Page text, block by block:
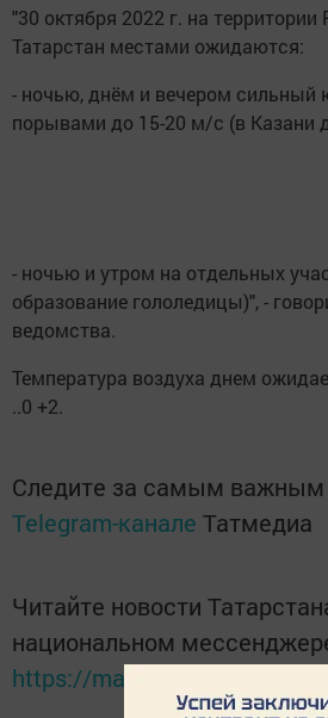
"30 октября 2022 г. на территории
Татарстан местами ожидаются:
- ночью, днём и вечером сильный
порывами до 15-20 м/с (в Казани
- ночью и утром на отдельных
образование гололедицы)", -
ведомства.
Температура воздуха днем
..0 +2.
Следите за самым важным
Telegram-канале Татмедиа
Читайте новости
национальном
https://max.ru/tatmedia